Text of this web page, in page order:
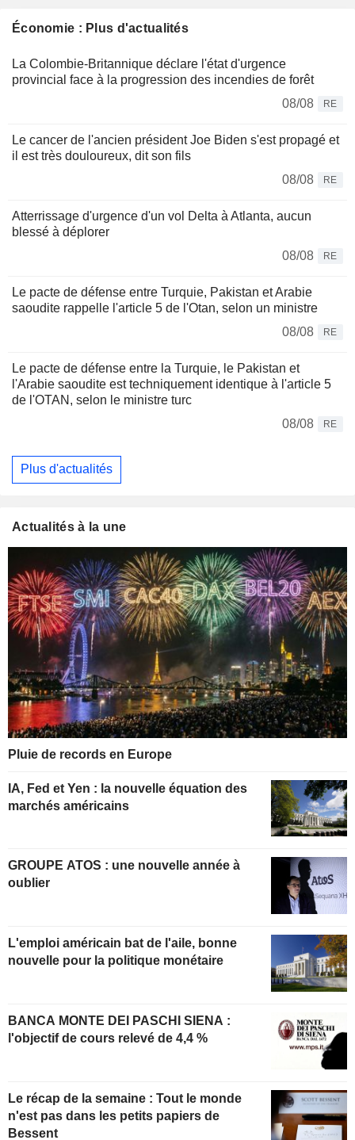
Économie : Plus d'actualités
La Colombie-Britannique déclare l'état d'urgence
provincial face à la progression des incendies de forêt
08/08
RE
Le cancer de l'ancien président Joe Biden s'est propagé et
il est très douloureux, dit son fils
08/08
RE
Atterrissage d'urgence d'un vol Delta à Atlanta, aucun
blessé à déplorer
08/08
RE
Le pacte de défense entre Turquie, Pakistan et Arabie
saoudite rappelle l'article 5 de l'Otan, selon un ministre
08/08
RE
Le pacte de défense entre la Turquie, le Pakistan et
l'Arabie saoudite est techniquement identique à l'article 5
de l'OTAN, selon le ministre turc
08/08
RE
Plus d'actualités
Actualités à la une
Pluie de records en Europe
IA, Fed et Yen : la nouvelle équation des
marchés américains
GROUPE ATOS : une nouvelle année à
oublier
L'emploi américain bat de l'aile, bonne
nouvelle pour la politique monétaire
BANCA MONTE DEI PASCHI SIENA :
l'objectif de cours relevé de 4,4 %
Le récap de la semaine : Tout le monde
n'est pas dans les petits papiers de
Bessent